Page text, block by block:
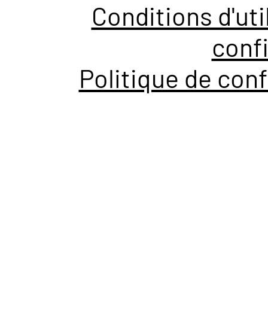
Conditions
Politique de